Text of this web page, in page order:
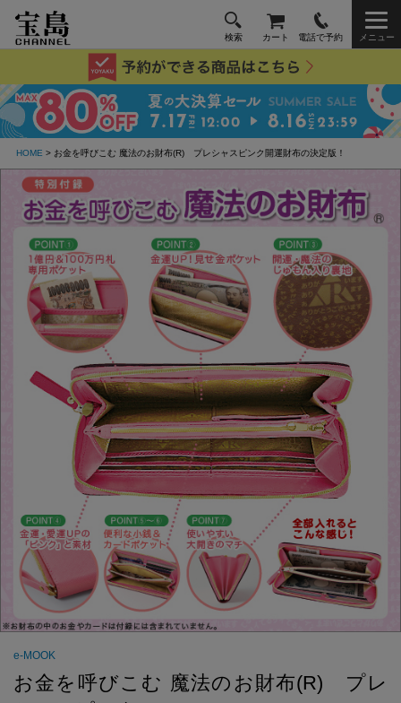
検索 カート 電話で予約 メニュー
HOME > お金を呼びこむ 魔法のお財布(R) プレシャスピンク開運財布の決定版！
e-MOOK
お金を呼びこむ 魔法のお財布(R) プレ